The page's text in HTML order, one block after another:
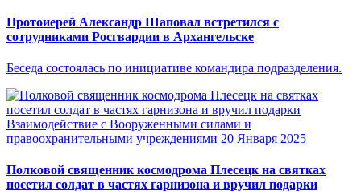
Протоиерей Александр Шаповал встретился с
сотрудниками Росгвардии в Архангельске
Беседа состоялась по инициативе командира подразделения.
Взаимодействие с Вооруженными силами и
правоохранительными учреждениями 20 Января 2025
Полковой священник космодрома Плесецк на святках
посетил солдат в частях гарнизона и вручил подарки